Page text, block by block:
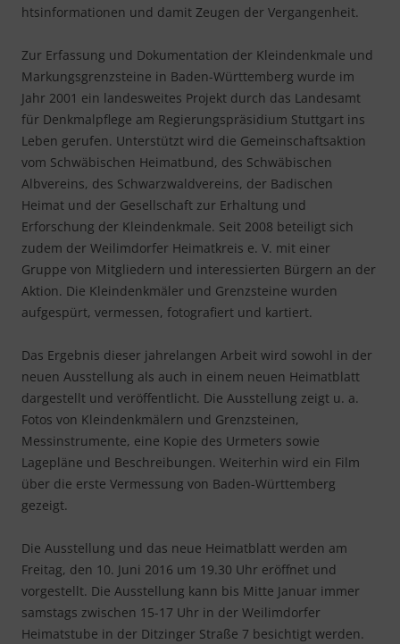
htsinformationen und damit Zeugen der Vergangenheit.
Zur Erfassung und Dokumentation der Kleindenkmale und
Markungsgrenzsteine in Baden-Württemberg wurde im
Jahr 2001 ein landesweites Projekt durch das Landesamt
für Denkmalpflege am Regierungspräsidium Stuttgart ins
Leben gerufen. Unterstützt wird die Gemeinschaftsaktion
vom Schwäbischen Heimatbund, des Schwäbischen
Albvereins, des Schwarzwaldvereins, der Badischen
Heimat und der Gesellschaft zur Erhaltung und
Erforschung der Kleindenkmale. Seit 2008 beteiligt sich
zudem der Weilimdorfer Heimatkreis e. V. mit einer
Gruppe von Mitgliedern und interessierten Bürgern an der
Aktion. Die Kleindenkmäler und Grenzsteine wurden
aufgespürt, vermessen, fotografiert und kartiert.
Das Ergebnis dieser jahrelangen Arbeit wird sowohl in der
neuen Ausstellung als auch in einem neuen Heimatblatt
dargestellt und veröffentlicht. Die Ausstellung zeigt u. a.
Fotos von Kleindenkmälern und Grenzsteinen,
Messinstrumente, eine Kopie des Urmeters sowie
Lagepläne und Beschreibungen. Weiterhin wird ein Film
über die erste Vermessung von Baden-Württemberg
gezeigt.
Die Ausstellung und das neue Heimatblatt werden am
Freitag, den 10. Juni 2016 um 19.30 Uhr eröffnet und
vorgestellt. Die Ausstellung kann bis Mitte Januar immer
samstags zwischen 15-17 Uhr in der Weilimdorfer
Heimatstube in der Ditzinger Straße 7 besichtigt werden.